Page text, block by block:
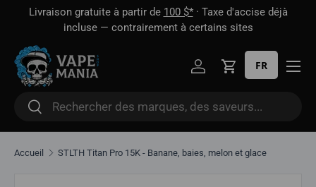
Aller directement au contenu
Livraison gratuite à partir de 100 $*· Taxe d'accise déjà
incluse — contrairement à certains sites
Rechercher
Rechercher
Se connecter
Panier
FR
Accueil STLTH Titan Pro 15K - Banane, baies, melon et glace